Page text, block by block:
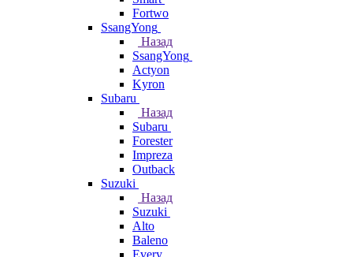
Fortwo
SsangYong
Назад
SsangYong
Actyon
Kyron
Subaru
Назад
Subaru
Forester
Impreza
Outback
Suzuki
Назад
Suzuki
Alto
Baleno
Every